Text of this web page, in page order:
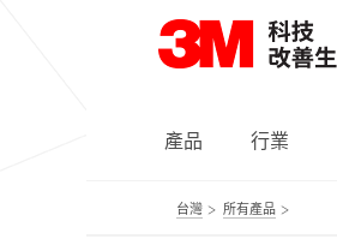
產品 行業
台灣 所有產品